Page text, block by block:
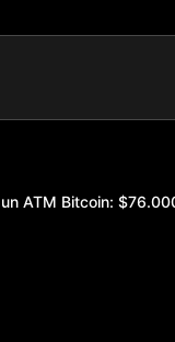
ATM Bitcoin: